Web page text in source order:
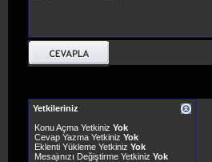
Yetkileriniz
Konu Açma Yetkiniz Yok
Cevap Yazma Yetkiniz Yok
Eklenti Yükleme Yetkiniz Yok
Mesajınızı Değiştirme Yetkiniz Yok